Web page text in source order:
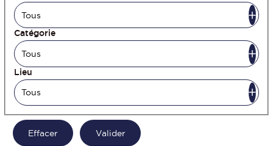
Catégorie
Lieu